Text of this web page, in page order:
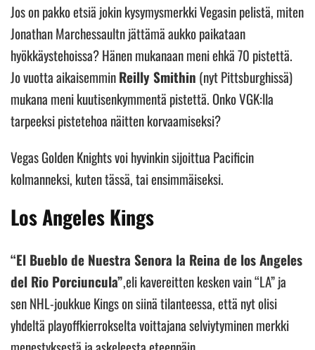
Jos on pakko etsiä jokin kysymysmerkki Vegasin pelistä, miten
Jonathan Marchessaultn jättämä aukko paikataan
hyökkäystehoissa? Hänen mukanaan meni ehkä 70 pistettä.
Jo vuotta aikaisemminReilly Smithin (nyt Pittsburghissä)
mukana meni kuutisenkymmentä pistettä. Onko VGK:lla
tarpeeksi pistetehoa näitten korvaamiseksi?
Vegas Golden Knights voi hyvinkin sijoittua Pacificin
kolmanneksi, kuten tässä, tai ensimmäiseksi.
Los Angeles Kings
“El Bueblo de Nuestra Senora la Reina de los Angeles
del Rio Porciuncula”,eli kavereitten kesken vain “LA” ja
sen NHL-joukkue Kings on siinä tilanteessa, että nyt olisi
yhdeltä playoffkierrokselta voittajana selviytyminen merkki